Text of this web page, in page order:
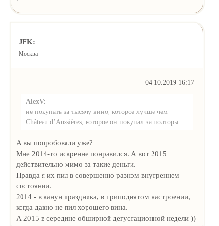
JFK:
Москва
04.10.2019 16:17
AlexV:
не покупать за тысячу вино, которое лучше чем
Château d’Aussières, которое он покупал за полторы...
А вы попробовали уже?
Мне 2014-то искренне понравился. А вот 2015
действительно мимо за такие деньги.
Правда я их пил в совершенно разном внутреннем
состоянии.
2014 - в канун праздника, в приподнятом настроении,
когда давно не пил хорошего вина.
А 2015 в середине обширной дегустационной недели ))